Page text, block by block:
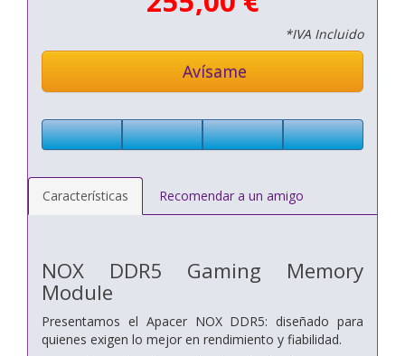
*IVA Incluido
Avísame
Características Recomendar a un amigo
NOX DDR5 Gaming Memory
Module
Presentamos el Apacer NOX DDR5: diseñado para
quienes exigen lo mejor en rendimiento y fiabilidad.